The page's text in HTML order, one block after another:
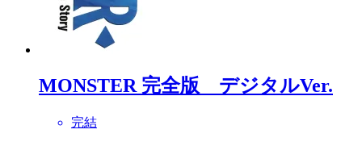
MONSTER 完全版 デジタルVer.
完結